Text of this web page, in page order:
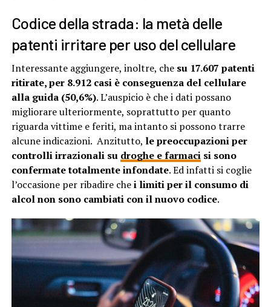
Codice della strada: la metà delle
patenti irritare per uso del cellulare
Interessante aggiungere, inoltre, che su 17.607 patenti
ritirate, per 8.912 casi è conseguenza del cellulare
alla guida (50,6%). L’auspicio è che i dati possano
migliorare ulteriormente, soprattutto per quanto
riguarda vittime e feriti, ma intanto si possono trarre
alcune indicazioni. Anzitutto, le preoccupazioni per
controlli irrazionali su droghe e farmacisi sono
confermate totalmente infondate. Ed infatti si coglie
l’occasione per ribadire chei limiti per il consumo di
alcol non sono cambiati con il nuovo codice.